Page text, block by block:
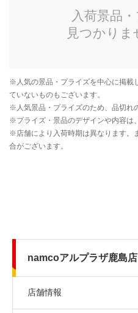
namcoアルプラザ鹿島店
店舗情報